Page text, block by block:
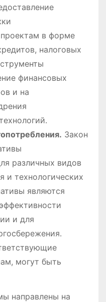
в форме
налоговых
финансовых
и на
Закон
различных видов
и технологических
являются
и для
могут быть
направлены на